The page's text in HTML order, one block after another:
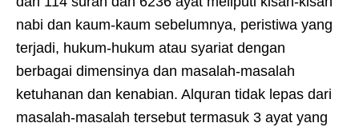
nabi dan kaum-kaum sebelumnya, peristiwa yang
terjadi, hukum-hukum atau syariat dengan
berbagai dimensinya dan masalah-masalah
ketuhanan dan kenabian. Alquran tidak lepas dari
masalah-masalah tersebut termasuk 3 ayat yang